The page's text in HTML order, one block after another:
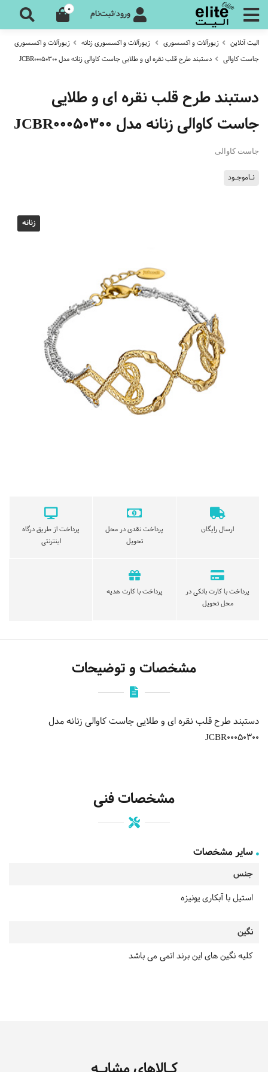
ورود/ثبت‌نام 0
الیت آنلاین زیورآلات و اکسسوری زیورآلات و اکسسوری زنانه
زیورآلات و اکسسوری
جاست کاوالی
دستبند طرح قلب نقره ای و طلایی جاست کاوالی زنانه مدل JCBR00050300
دستبند طرح قلب نقره ای و طلایی
جاست کاوالی زنانه مدل JCBR00050300
جاست کاوالی
نـاموجـود
زنانه
ارسال رایگان
پرداخت نقدی در محل
تحویل
پرداخت از طریق درگاه
اینترنتی
پرداخت با کارت بانکی در
محل تحویل
پرداخت با کارت هدیه
مشخصات و توضیحات
دستبند طرح قلب نقره ای و طلایی جاست کاوالی زنانه مدل
JCBR00050300
مشخصات فنی
سایر مشخصات
جنس
استیل با آبکاری یونیزه
نگین
کلیه نگین های این برند اتمی می باشد